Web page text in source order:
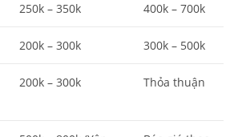
250k – 350k 400k – 700k
200k – 300k 300k – 500k
200k – 300k Thỏa thuận